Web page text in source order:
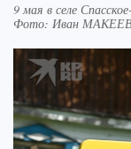
9 мая в селе
Фото: Иван